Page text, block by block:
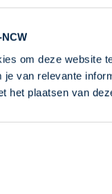
om deze website
je van relevante
het plaatsen van
NCW nieuwsbrief.